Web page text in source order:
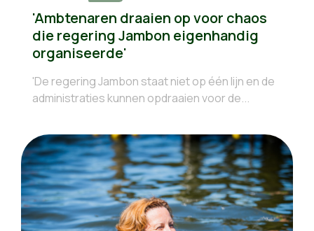
'Ambtenaren draaien op voor chaos
die regering Jambon eigenhandig
organiseerde'
'De regering Jambon staat niet op één lijn en de
administraties kunnen opdraaien voor de...